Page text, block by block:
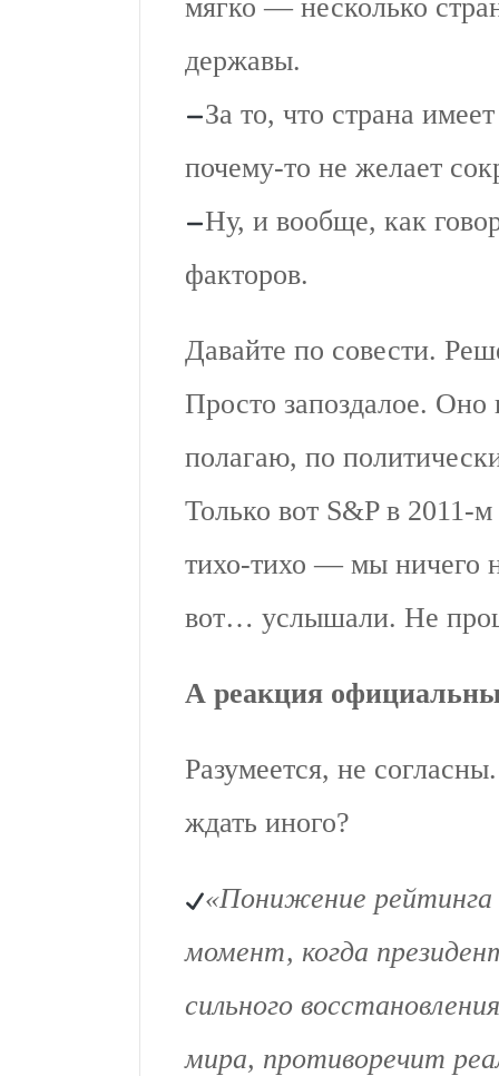
мягко — несколько
державы.
За то, что страна
почему-то не желает
Ну, и вообще, как
факторов.
Давайте по совести.
Просто запоздалое.
полагаю, по
Только вот S&P в 2011-
тихо-тихо — мы ничего
вот… услышали. Не
А реакция
Разумеется, не
ждать иного?
«Понижение
момент, когда
сильного
мира, противоречит